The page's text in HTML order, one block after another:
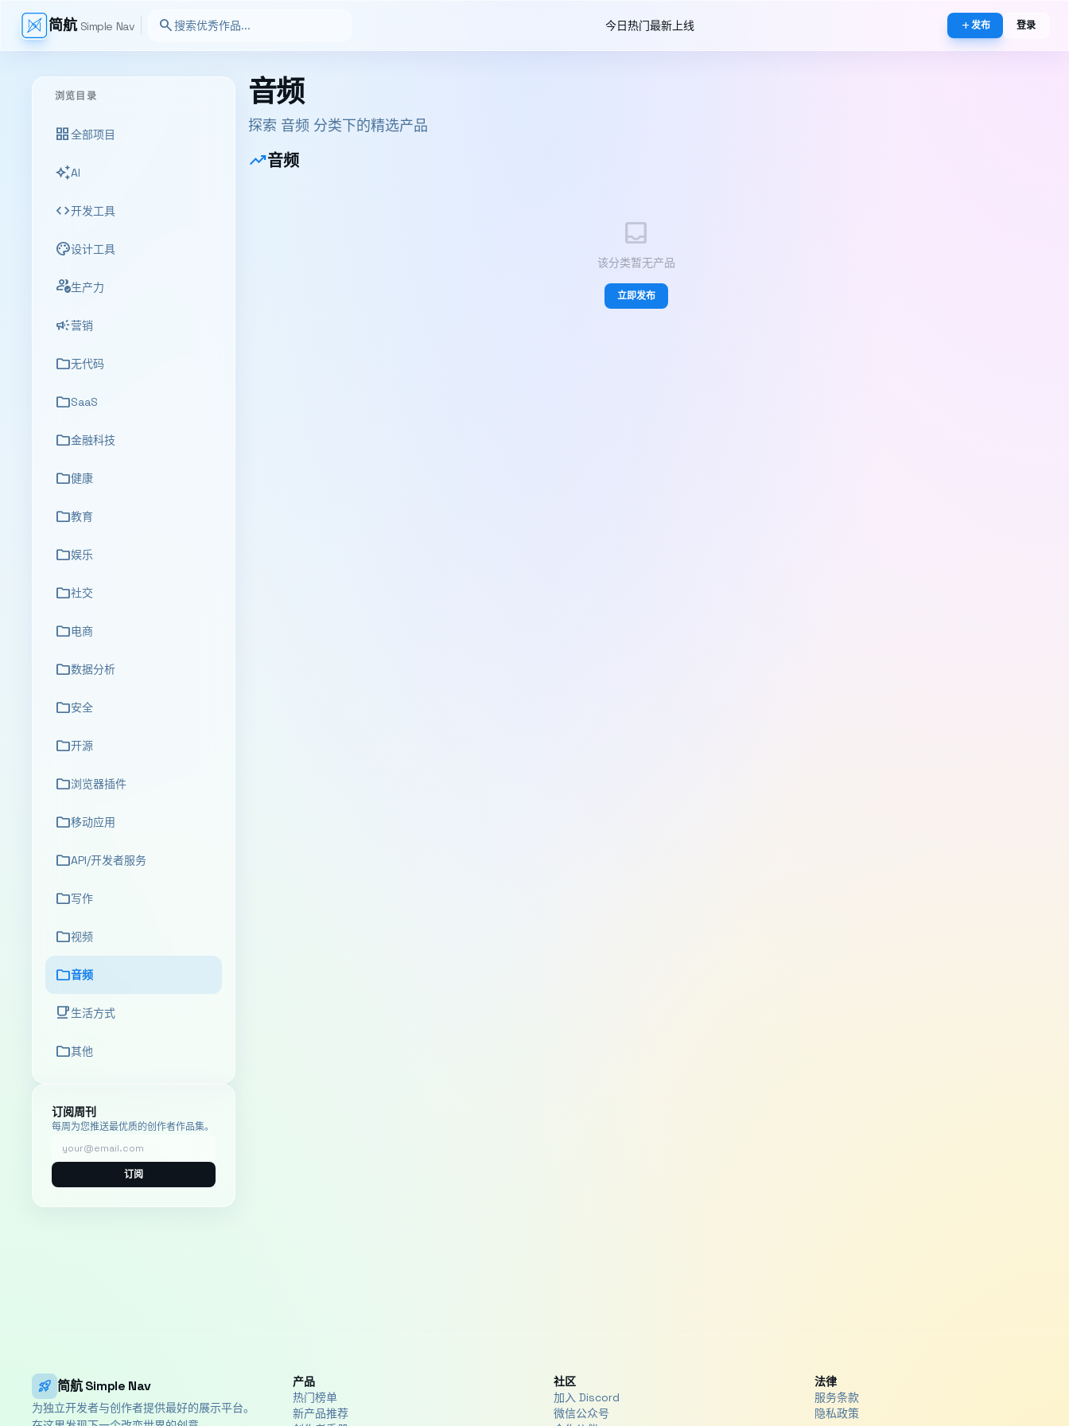
简航 Simple Nav search 今日热门最新上线 add发布 登录
浏览目录
grid_view全部项目
auto_awesomeAI
code开发工具
palette设计工具
productivity生产力
campaign营销
folder无代码
folderSaaS
folder金融科技
folder健康
folder教育
folder娱乐
folder社交
folder电商
folder数据分析
folder安全
folder开源
folder浏览器插件
folder移动应用
folderAPI/开发者服务
folder写作
folder视频
folder音频
local_cafe生活方式
folder其他
订阅周刊
每周为您推送最优质的创作者作品集。
订阅
音频
探索 音频 分类下的精选产品
trending_up音频
inbox
该分类暂无产品
立即发布
rocket_launch 简航 Simple Nav
为独立开发者与创作者提供最好的展示平台。
产品
热门榜单
新产品推荐
社区
加入 Discord
微信公众号
法律
服务条款
隐私政策